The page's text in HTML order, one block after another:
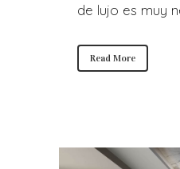
de lujo es muy
Read More